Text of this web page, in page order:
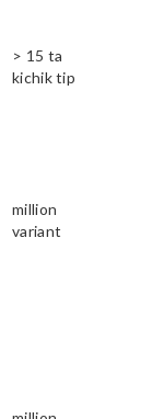
> 15 ta
kichik tip
million
variant